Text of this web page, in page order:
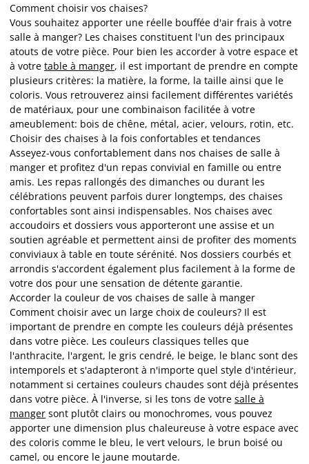
Comment choisir vos chaises?
Vous souhaitez apporter une réelle bouffée d'air frais à votre
salle à manger? Les chaises constituent l'un des principaux
atouts de votre pièce. Pour bien les accorder à votre espace et
à votre table à manger, il est important de prendre en compte
plusieurs critères: la matière, la forme, la taille ainsi que le
coloris. Vous retrouverez ainsi facilement différentes variétés
de matériaux, pour une combinaison facilitée à votre
ameublement: bois de chêne, métal, acier, velours, rotin, etc.
Choisir des chaises à la fois confortables et tendances
Asseyez-vous confortablement dans nos chaises de salle à
manger et profitez d'un repas convivial en famille ou entre
amis. Les repas rallongés des dimanches ou durant les
célébrations peuvent parfois durer longtemps, des chaises
confortables sont ainsi indispensables. Nos chaises avec
accoudoirs et dossiers vous apporteront une assise et un
soutien agréable et permettent ainsi de profiter des moments
conviviaux à table en toute sérénité. Nos dossiers courbés et
arrondis s'accordent également plus facilement à la forme de
votre dos pour une sensation de détente garantie.
Accorder la couleur de vos chaises de salle à manger
Comment choisir avec un large choix de couleurs? Il est
important de prendre en compte les couleurs déjà présentes
dans votre pièce. Les couleurs classiques telles que
l'anthracite, l'argent, le gris cendré, le beige, le blanc sont des
intemporels et s'adapteront à n'importe quel style d'intérieur,
notamment si certaines couleurs chaudes sont déjà présentes
dans votre pièce. À l'inverse, si les tons de votre salle à
manger sont plutôt clairs ou monochromes, vous pouvez
apporter une dimension plus chaleureuse à votre espace avec
des coloris comme le bleu, le vert velours, le brun boisé ou
camel, ou encore le jaune moutarde.